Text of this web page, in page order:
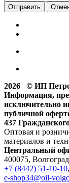
2026 © ИП
Информация,
исключительно
публичной
437
Оптовая и
материалов и
Центральный
400075,
+7 (8442) 51-10-10,
e-shop34@oil-